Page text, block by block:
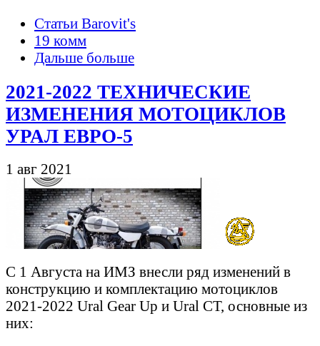
Статьи Barovit's
19 комм
Дальше больше
2021-2022 ТЕХНИЧЕСКИЕ
ИЗМЕНЕНИЯ МОТОЦИКЛОВ
УРАЛ ЕВРО-5
1 авг 2021
С 1 Августа на ИМЗ внесли ряд изменений в
конструкцию и комплектацию мотоциклов
2021-2022 Ural Gear Up и Ural CT, основные из
них: